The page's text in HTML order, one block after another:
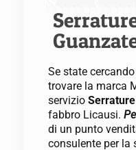
Se state
trovare la marca
servizio
fabbro Licausi.
di un punto
consulente per la